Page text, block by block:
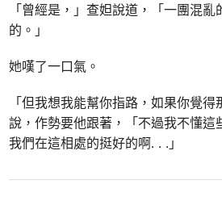
「曾經是，」查妲說道，「一團混
的。」
她嘆了一口氣。
「但我想我能幫你指路，如果你覺
說，作勢要他跟著，「不過我不懂這
我們在這相處的挺好的啊. . .」